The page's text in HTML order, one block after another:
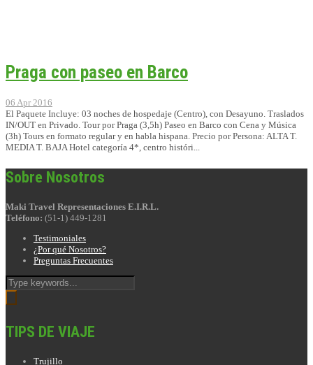
Praga con paseo en Barco
06 Apr 2016
El Paquete Incluye: 03 noches de hospedaje (Centro), con Desayuno. Traslados
IN/OUT en Privado. Tour por Praga (3,5h) Paseo en Barco con Cena y Música
(3h) Tours en formato regular y en habla hispana. Precio por Persona: ALTA T.
MEDIA T. BAJA Hotel categoría 4*, centro históri...
Sobre Nosotros
Maki Travel Representaciones E.I.R.L.
Teléfono: (51-1) 449-1281
Testimoniales
¿Por qué Nosotros?
Preguntas Frecuentes
TIPS DE VIAJE
Trujillo